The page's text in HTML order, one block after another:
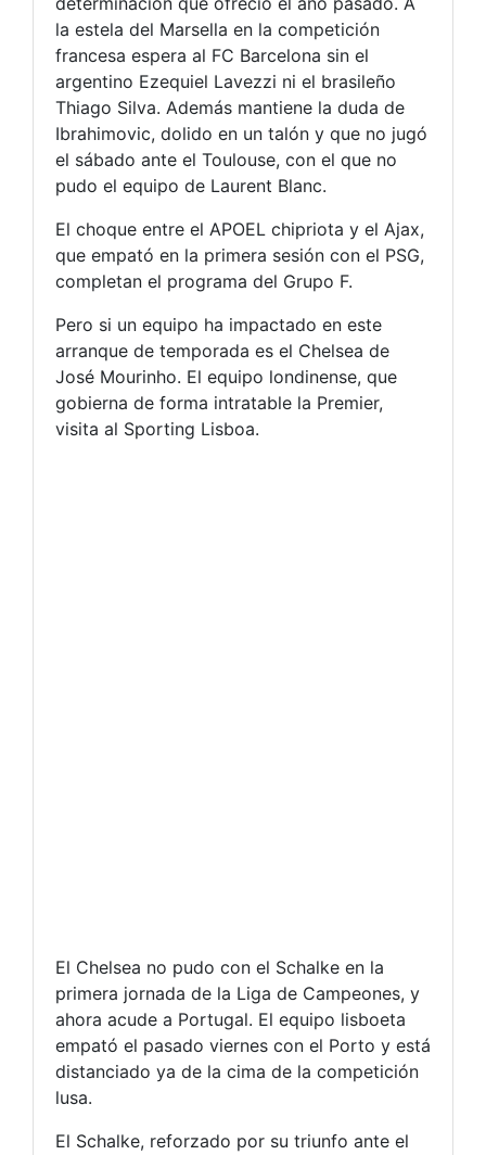
la estela del Marsella en la competición
francesa espera al FC Barcelona sin el
argentino Ezequiel Lavezzi ni el brasileño
Thiago Silva. Además mantiene la duda de
Ibrahimovic, dolido en un talón y que no jugó
el sábado ante el Toulouse, con el que no
pudo el equipo de Laurent Blanc.
El choque entre el APOEL chipriota y el Ajax,
que empató en la primera sesión con el PSG,
completan el programa del Grupo F.
Pero si un equipo ha impactado en este
arranque de temporada es el Chelsea de
José Mourinho. El equipo londinense, que
gobierna de forma intratable la Premier,
visita al Sporting Lisboa.
El Chelsea no pudo con el Schalke en la
primera jornada de la Liga de Campeones, y
ahora acude a Portugal. El equipo lisboeta
empató el pasado viernes con el Porto y está
distanciado ya de la cima de la competición
lusa.
El Schalke, reforzado por su triunfo ante el